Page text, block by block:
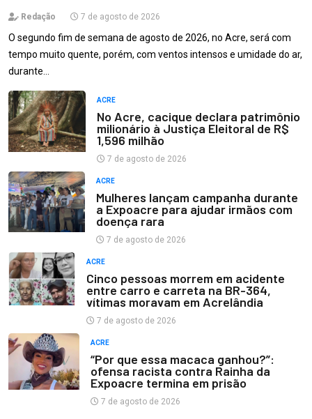
Redação 7 de agosto de 2026
O segundo fim de semana de agosto de 2026, no Acre, será com
tempo muito quente, porém, com ventos intensos e umidade do ar,
durante…
ACRE
No Acre, cacique declara patrimônio
milionário à Justiça Eleitoral de R$
1,596 milhão
7 de agosto de 2026
ACRE
Mulheres lançam campanha durante
a Expoacre para ajudar irmãos com
doença rara
7 de agosto de 2026
ACRE
Cinco pessoas morrem em acidente
entre carro e carreta na BR-364,
vítimas moravam em Acrelândia
7 de agosto de 2026
ACRE
“Por que essa macaca ganhou?”:
ofensa racista contra Rainha da
Expoacre termina em prisão
7 de agosto de 2026